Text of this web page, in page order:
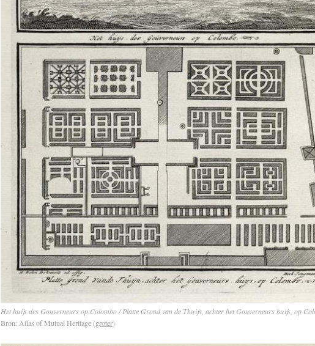
Het huijs des Gouverneurs op Colombo / Platte Grond van de Thuijn, achter het Gouverneurs huijs, op
Bron: Atlas of Mutual Heritage (groter)